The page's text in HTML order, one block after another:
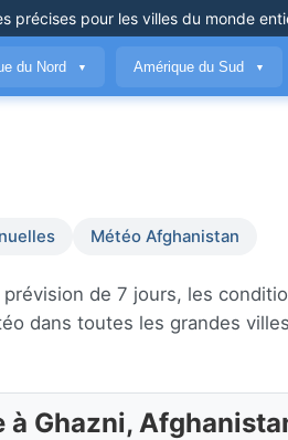
précises pour les villes du monde
du Nord ▼ Amérique du Sud ▼
Météo Afghanistan
de 7 jours, les
dans toutes les grandes
à Ghazni,